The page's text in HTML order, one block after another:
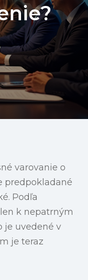
varovanie o
predpokladané
Podľa
k nepatrným
je uvedené v
je teraz